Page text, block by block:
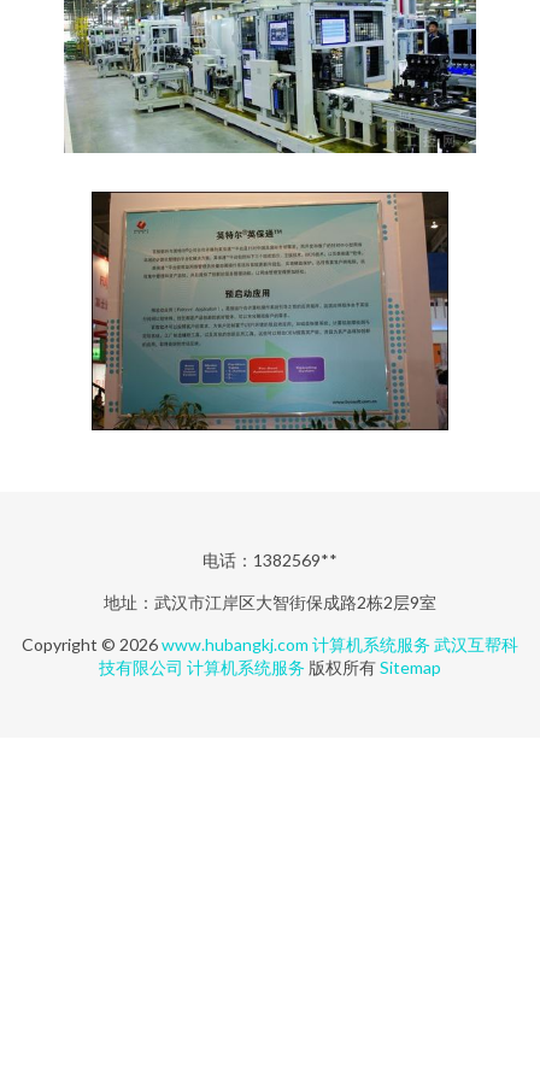
电话：1382569**
地址：武汉市江岸区大智街保成路2栋2层9室
Copyright © 2026www.hubangkj.com 计算机系统服务 武汉互帮科
技有限公司 计算机系统服务 版权所有Sitemap